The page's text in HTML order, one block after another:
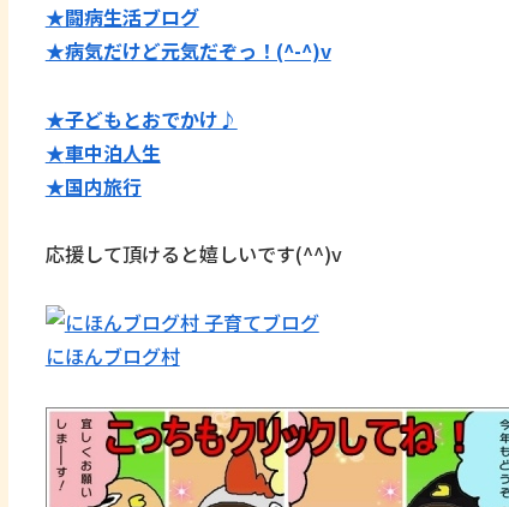
★闘病生活ブログ
★病気だけど元気だぞっ！(^-^)v
★子どもとおでかけ♪
★車中泊人生
★国内旅行
応援して頂けると嬉しいです(^^)v
にほんブログ村